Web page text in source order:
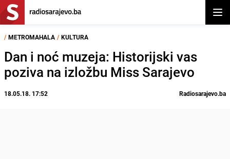
/ METROMAHALA / KULTURA
Dan i noć muzeja: Historijski vas
poziva na izložbu Miss Sarajevo
18.05.18. 17:52 Radiosarajevo.ba